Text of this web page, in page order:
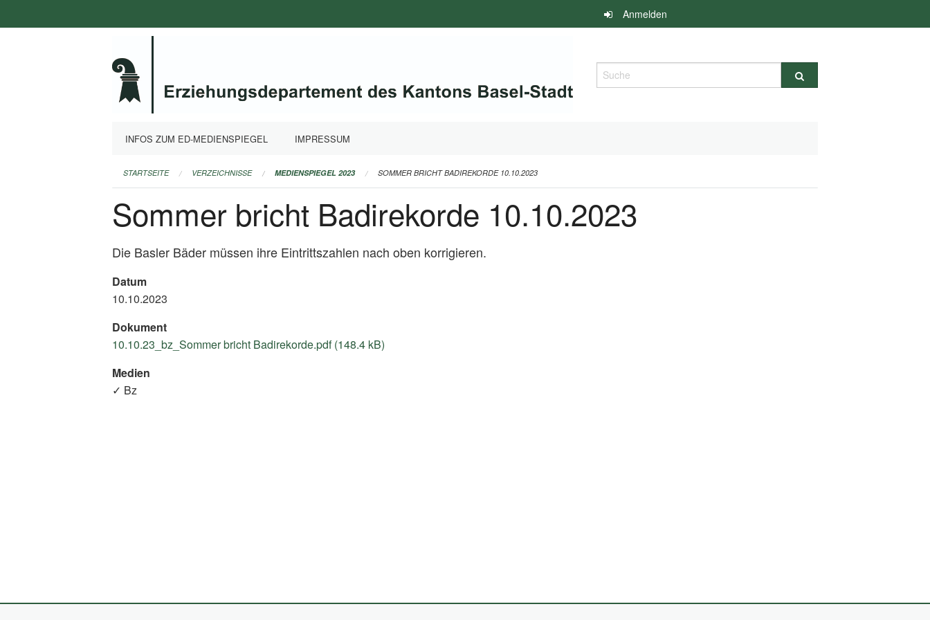
überspringen
Anmelden
Suche
INFOS ZUM ED-MEDIENSPIEGEL IMPRESSUM
STARTSEITE VERZEICHNISSE MEDIENSPIEGEL 2023 SOMMER BRICHT BADIREKORDE 10.10.2023
Sommer bricht Badirekorde 10.10.2023
Die Basler Bäder müssen ihre Eintrittszahlen nach oben korrigieren.
Datum
10.10.2023
Dokument
10.10.23_bz_Sommer bricht Badirekorde.pdf (148.4 kB)
Medien
✓ Bz